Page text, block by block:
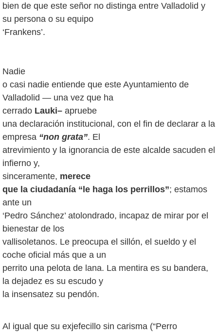
bien de que este señor no distinga entre Valladolid y
su persona o su equipo
‘Frankens’.
Nadie
o casi nadie entiende que este Ayuntamiento de
Valladolid — una vez que ha
cerrado Lauki– apruebe
una declaración institucional, con el fin de declarar a la
empresa “non grata”. El
atrevimiento y la ignorancia de este alcalde sacuden el
infierno y,
sinceramente, merece
que la ciudadanía “le haga los perrillos”; estamos
ante un
‘Pedro Sánchez’ atolondrado, incapaz de mirar por el
bienestar de los
vallisoletanos. Le preocupa el sillón, el sueldo y el
coche oficial más que a un
perrito una pelota de lana. La mentira es su bandera,
la dejadez es su escudo y
la insensatez su pendón.
Al igual que su exjefecillo sin carisma (“Perro